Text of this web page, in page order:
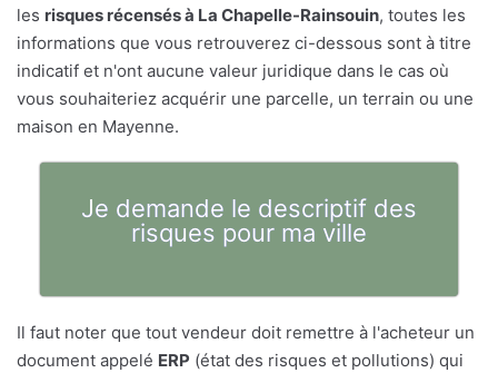
les risques récensés à La Chapelle-Rainsouin, toutes les
informations que vous retrouverez ci-dessous sont à titre
indicatif et n'ont aucune valeur juridique dans le cas où
vous souhaiteriez acquérir une parcelle, un terrain ou une
maison en Mayenne.
Je demande le descriptif des
risques pour ma ville
Il faut noter que tout vendeur doit remettre à l'acheteur un
document appelé ERP (état des risques et pollutions) qui